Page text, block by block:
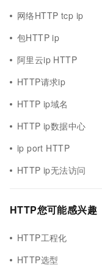
网络HTTP tcp ip
包HTTP ip
阿里云ip HTTP
HTTP请求ip
HTTP ip域名
HTTP ip数据中心
ip port HTTP
HTTP ip无法访问
HTTP您可能感兴趣
HTTP工程化
HTTP选型